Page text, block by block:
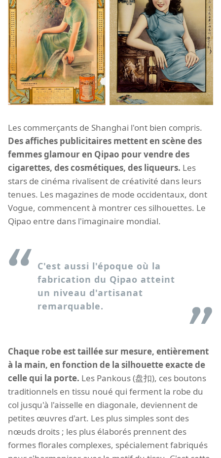
Les commerçants de Shanghai l'ont bien compris.
Des affiches publicitaires mettent en scène des
femmes glamour en Qipao pour vendre des
cigarettes, des cosmétiques, des liqueurs. Les
stars de cinéma rivalisent de créativité dans leurs
tenues. Les magazines de mode occidentaux, dont
Vogue, commencent à montrer ces silhouettes. Le
Qipao entre dans l'imaginaire mondial.
C'est aussi l'époque où la
fabrication du Qipao atteint
un niveau d'artisanat
remarquable.
Chaque robe est taillée sur mesure, entièrement
à la main, en fonction de la silhouette exacte de
celle qui la porte. Les Pankous (盘扣), ces boutons
traditionnels en tissu noué qui ferment la robe du
col jusqu'à l'aisselle en diagonale, deviennent de
petites œuvres d'art. Les plus simples sont des
nœuds droits ; les plus élaborés prennent des
formes florales complexes, spécialement fabriqués